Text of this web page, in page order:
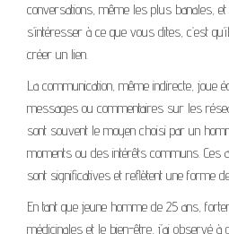
conversations, même les plus banales,
s’intéresser à ce que vous dites, c’est
créer un lien.
La communication, même indirecte, joue
messages ou commentaires sur les
sont souvent le moyen choisi par un
moments ou des intérêts communs. Ces
sont significatives et reflètent une forme
En tant que jeune homme de 25 ans,
médicinales et le bien-être, j’ai observé